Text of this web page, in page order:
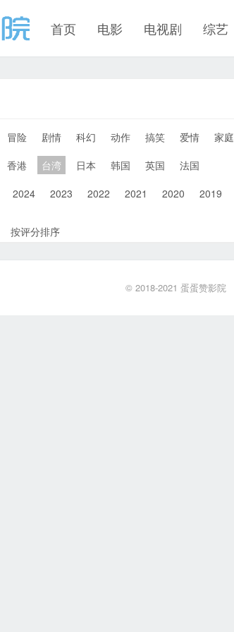
首页 电影 电视剧 综艺
冒险 剧情 科幻 动作 搞笑 爱情 家庭
香港 台湾 日本 韩国 英国
法国
2024 2023 2022 2021 2020 2019
按评分排序
© 2018-2021 蛋蛋赞影院